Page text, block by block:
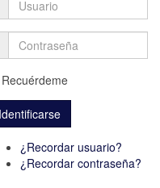
Recuérdeme
¿Recordar usuario?
¿Recordar contraseña?